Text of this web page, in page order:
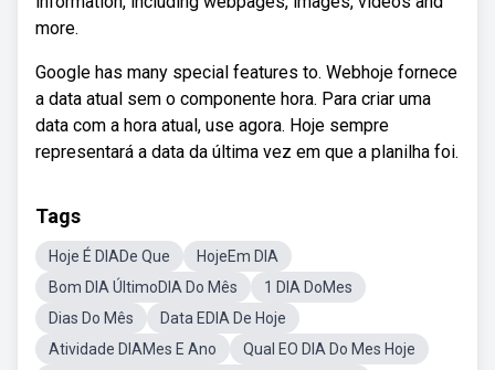
more.
Google has many special features to. Webhoje fornece
a data atual sem o componente hora. Para criar uma
data com a hora atual, use agora. Hoje sempre
representará a data da última vez em que a planilha foi.
Tags
Hoje É DIADe Que
HojeEm DIA
Bom DIA ÚltimoDIA Do Mês
1 DIA DoMes
Dias Do Mês
Data EDIA De Hoje
Atividade DIAMes E Ano
Qual EO DIA Do Mes Hoje